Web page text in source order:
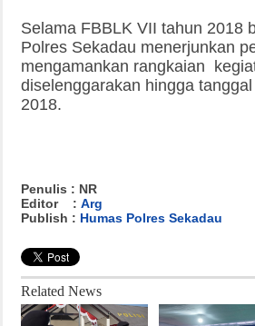
Selama FBBLK VII tahun 2018
Polres Sekadau menerjunkan
mengamankan rangkaian
diselenggarakan hingga
2018.
Penulis : NR
Editor : Arg
Publish : Humas Polres Sekadau
Related News